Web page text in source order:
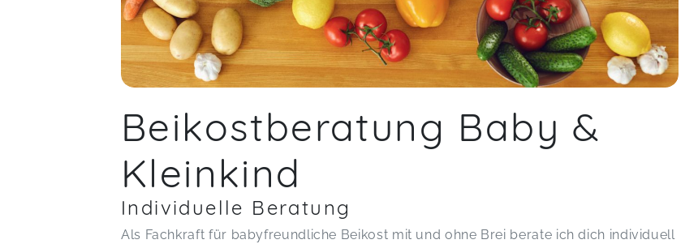
Beikostberatung Baby &
Kleinkind
Individuelle Beratung
Als Fachkraft für babyfreundliche Beikost mit und ohne Brei berate ich dich individuell